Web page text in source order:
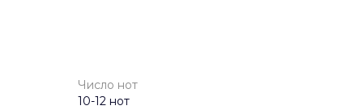
Число нот
10-12 нот